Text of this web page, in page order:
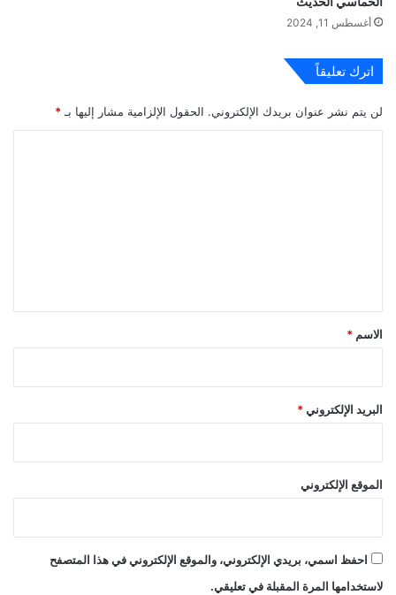
أغسطس 11, 2024
اترك تعليقاً
لن يتم نشر عنوان بريدك الإلكتروني. الحقول الإلزامية مشار إليها بـ *
*
الاسم *
البريد الإلكتروني *
الموقع الإلكتروني
احفظ اسمي، بريدي الإلكتروني، والموقع الإلكتروني في هذا المتصفح
لاستخدامها المرة المقبلة في تعليقي.